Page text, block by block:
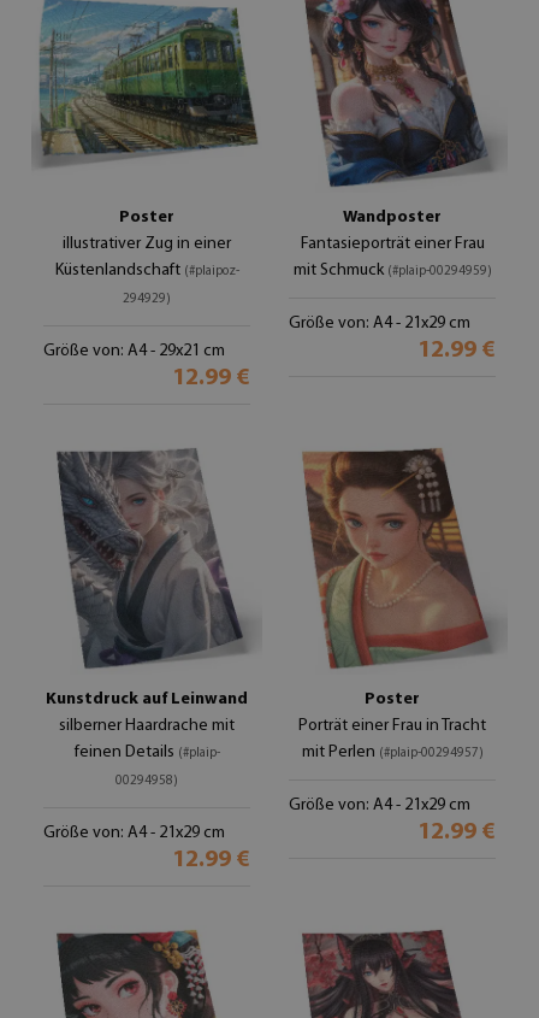
Poster
illustrativer Zug in einer
Küstenlandschaft (#plaipoz-
294929)
Größe von: A4 - 29x21 cm
12.99 €
Wandposter
Fantasieporträt einer Frau
mit Schmuck (#plaip-00294959)
Größe von: A4 - 21x29 cm
12.99 €
Kunstdruck auf Leinwand
silberner Haardrache mit
feinen Details (#plaip-
00294958)
Größe von: A4 - 21x29 cm
12.99 €
Poster
Porträt einer Frau in Tracht
mit Perlen (#plaip-00294957)
Größe von: A4 - 21x29 cm
12.99 €